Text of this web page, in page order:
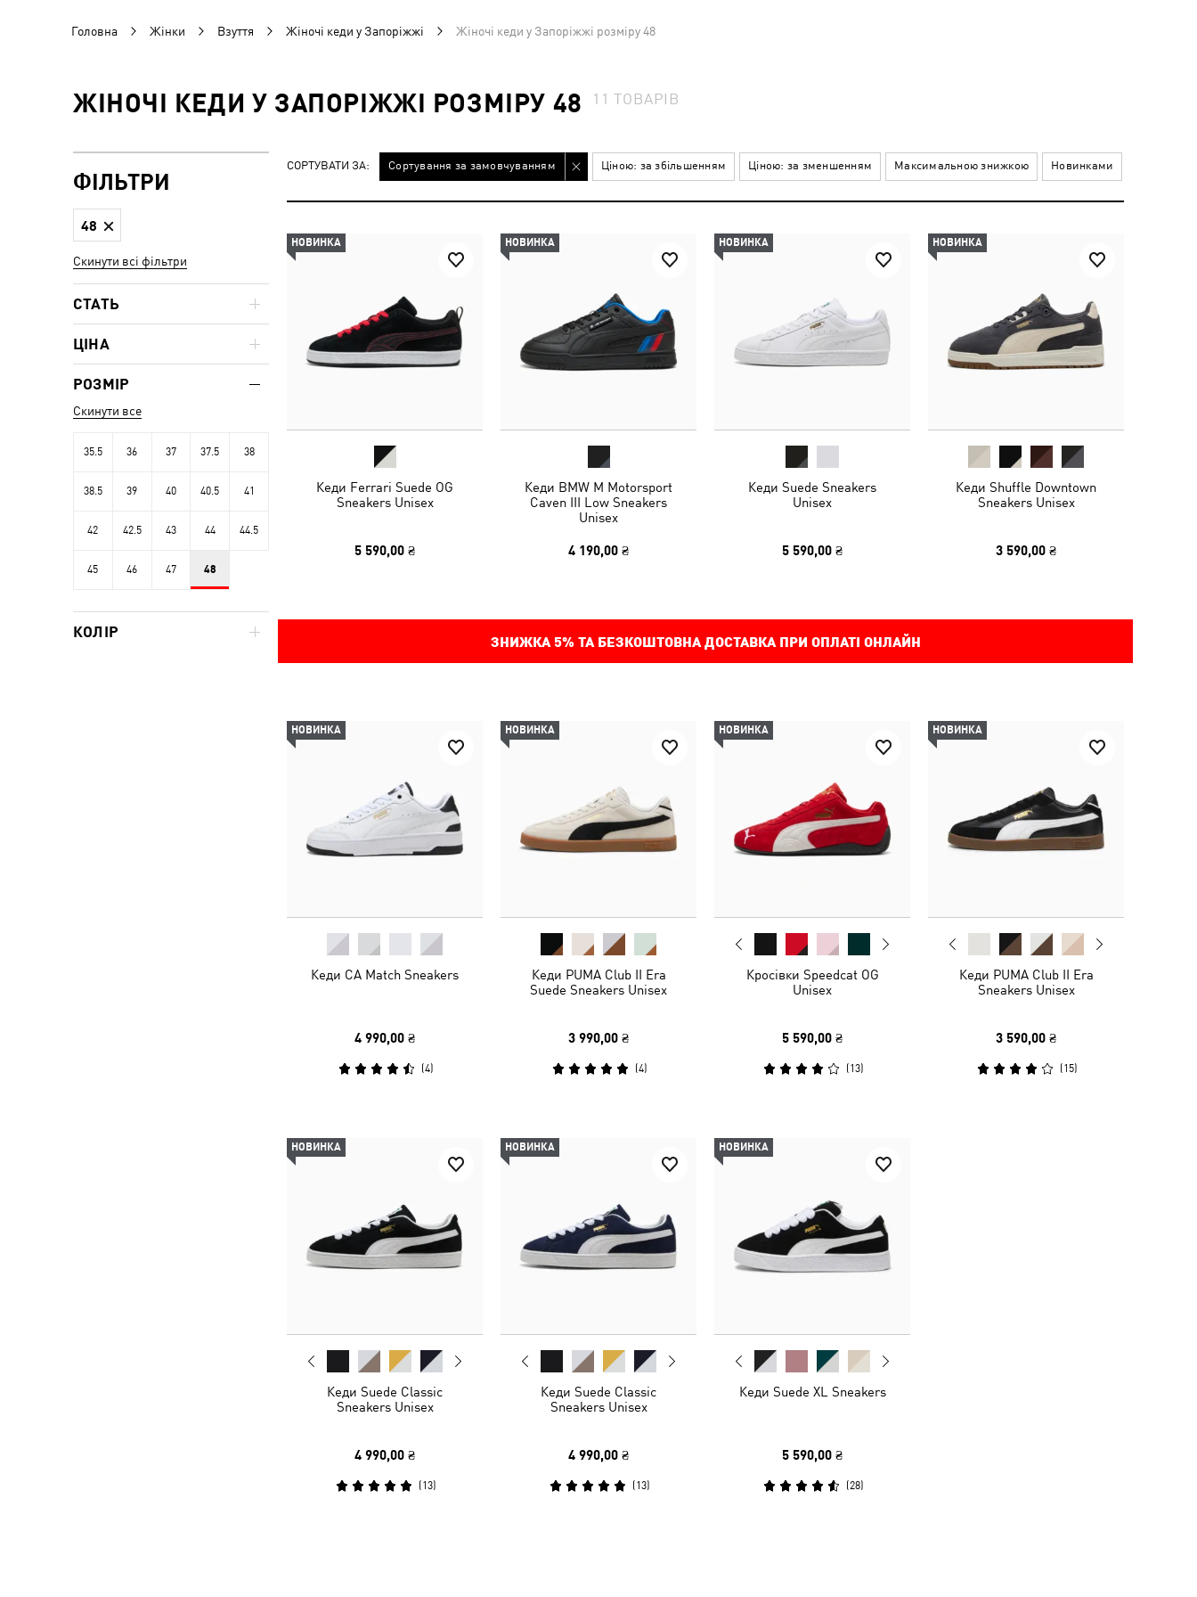
Головна Жінки Взуття Жіночі кеди у Запоріжжі Жіночі кеди у Запоріжжі розміру 48
ЖІНОЧІ КЕДИ У ЗАПОРІЖЖІ РОЗМІРУ 48 11ТОВАРІВ
СОРТУВАТИ ЗА: Сортування за замовчуванням Ціною: за збільшенням Ціною: за зменшенням Максимальною знижкою Новинками
НОВИНКА
Кеди Ferrari Suede OG
Sneakers Unisex
5 590,00 ₴
НОВИНКА
Кеди BMW M Motorsport
Caven III Low Sneakers
Unisex
4 190,00 ₴
НОВИНКА
Кеди Suede Sneakers
Unisex
5 590,00 ₴
НОВИНКА
Кеди Shuffle Downtown
Sneakers Unisex
3 590,00 ₴
ЗНИЖКА 5% ТА БЕЗКОШТОВНА ДОСТАВКА ПРИ ОПЛАТІ ОНЛАЙН
НОВИНКА
Кеди CA Match Sneakers
4 990,00 ₴
(4)
НОВИНКА
Кеди PUMA Club II Era
Suede Sneakers Unisex
3 990,00 ₴
(4)
НОВИНКА
Кросівки Speedcat OG
Unisex
5 590,00 ₴
(13)
НОВИНКА
Кеди PUMA Club II Era
Sneakers Unisex
3 590,00 ₴
(15)
НОВИНКА
Кеди Suede Classic
Sneakers Unisex
4 990,00 ₴
(13)
НОВИНКА
Кеди Suede Classic
Sneakers Unisex
4 990,00 ₴
(13)
НОВИНКА
Кеди Suede XL Sneakers
5 590,00 ₴
(28)
ФІЛЬТРИ
48
Скинути всі фільтри
СТАТЬ
ЦІНА
РОЗМІР
Скинути все
35.5 36 37 37.5 38
38.5 39 40 40.5 41
42 42.5 43 44 44.5
45 46 47 48
КОЛІР